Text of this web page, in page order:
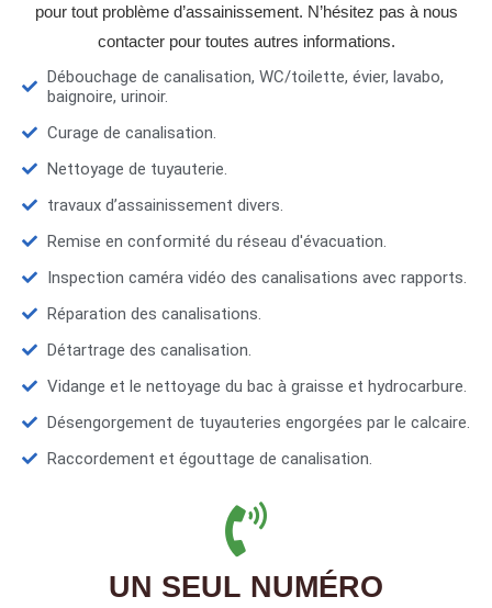
pour tout problème d’assainissement. N’hésitez pas à nous
contacter pour toutes autres informations.
Débouchage de canalisation, WC/toilette, évier, lavabo,
baignoire, urinoir.
Curage de canalisation.
Nettoyage de tuyauterie.
travaux d’assainissement divers.
Remise en conformité du réseau d'évacuation.
Inspection caméra vidéo des canalisations avec rapports.
Réparation des canalisations.
Détartrage des canalisation.
Vidange et le nettoyage du bac à graisse et hydrocarbure.
Désengorgement de tuyauteries engorgées par le calcaire.
Raccordement et égouttage de canalisation.
UN SEUL NUMÉRO